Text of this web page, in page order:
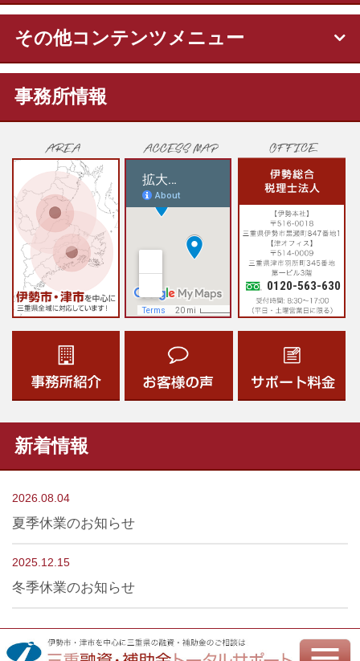
その他コンテンツメニュー
事務所情報
0120-563-630
新着情報
2026.08.04
夏季休業のお知らせ
2025.12.15
冬季休業のお知らせ